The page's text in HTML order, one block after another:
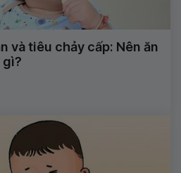
và tiêu chảy cấp: Nên ăn
gì?